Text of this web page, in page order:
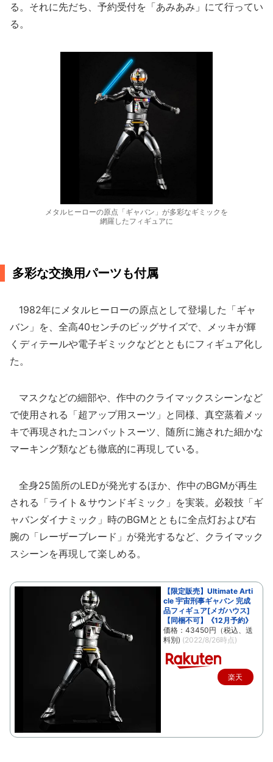
る。それに先だち、予約受付を「あみあみ」にて行ってい
る。
メタルヒーローの原点「ギャバン」が多彩なギミックを
網羅したフィギュアに
多彩な交換用パーツも付属
1982年にメタルヒーローの原点として登場した「ギャ
バン」を、全高40センチのビッグサイズで、メッキが輝
くディテールや電子ギミックなどとともにフィギュア化し
た。
マスクなどの細部や、作中のクライマックスシーンなど
で使用される「超アップ用スーツ」と同様、真空蒸着メッ
キで再現されたコンバットスーツ、随所に施された細かな
マーキング類なども徹底的に再現している。
全身25箇所のLEDが発光するほか、作中のBGMが再生
される「ライト＆サウンドギミック」を実装。必殺技「ギ
ャバンダイナミック」時のBGMとともに全点灯および右
腕の「レーザーブレード」が発光するなど、クライマック
スシーンを再現して楽しめる。
【限定販売】Ultimate Arti
cle 宇宙刑事ギャバン 完成
品フィギュア[メガハウス]
【同梱不可】《12月予約》
価格：43450円（税込、送
料別) (2022/8/26時点)
楽天